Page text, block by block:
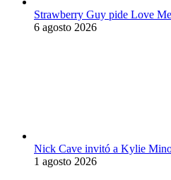
Strawberry Guy pide Love
6 agosto 2026
Nick Cave invitó a Kylie
1 agosto 2026